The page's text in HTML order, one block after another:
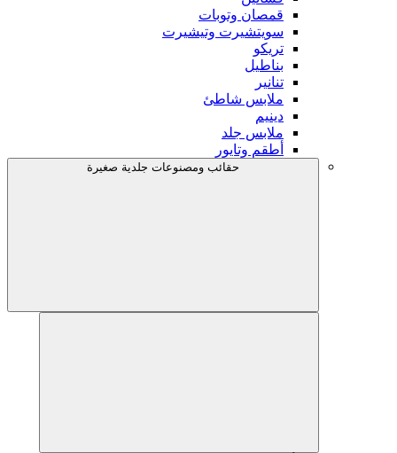
قمصان وتوبات
سويتشيرت وتيشيرت
تريكو
بناطيل
تنانير
ملابس شاطئ
دينيم
ملابس جلد
أطقم وتايور
حقائب ومصنوعات جلدية صغيرة